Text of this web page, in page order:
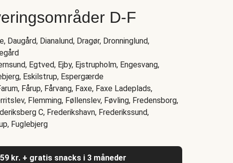
D-F
Daugård, Dianalund, Dragør, Dronninglund,
Egtved, Ejby, Ejstrupholm, Engesvang,
Eskilstrup, Espergærde
Fårup, Fårvang, Faxe, Faxe Ladeplads,
Flemming, Føllenslev, Føvling, Fredensborg,
C, Frederikshavn, Frederikssund,
Fuglebjerg
kr. + gratis snacks i 3 måneder